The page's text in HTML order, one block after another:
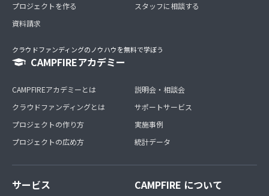
プロジェクトを作る
資料請求
スタッフに相談する
クラウドファンディングのノウハウを無料で学ぼう
CAMPFIREアカデミー
CAMPFIREアカデミーとは
クラウドファンディングとは
プロジェクトの作り方
プロジェクトの広め方
説明会・相談会
サポートサービス
実施事例
統計データ
サービス CAMPFIRE について